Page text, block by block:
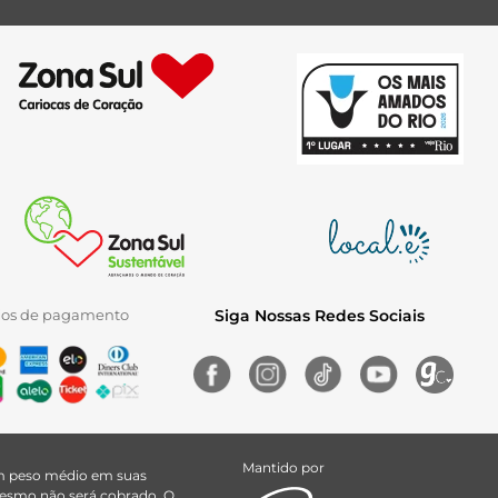
de pagamento Siga Nossas Redes Sociais
peso médio em suas
Mantido por